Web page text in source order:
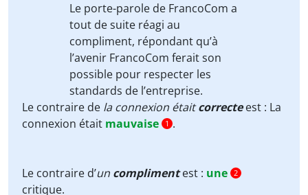
Le porte-parole de FrancoCom a
tout de suite réagi au
compliment, répondant qu’à
l’avenir FrancoCom ferait son
possible pour respecter les
standards de l’entreprise.
Le contraire de la connexion étaitcorrecteest : La
connexion était mauvaise 1 .
Le contraire d’un compliment est : une 2
critique.